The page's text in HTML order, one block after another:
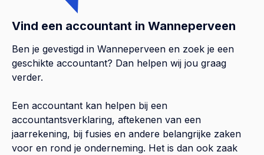
Vind een accountant in Wanneperveen
Ben je gevestigd in Wanneperveen en zoek je een
geschikte accountant? Dan helpen wij jou graag
verder.
Een accountant kan helpen bij een
accountantsverklaring, aftekenen van een
jaarrekening, bij fusies en andere belangrijke zaken
voor en rond je onderneming. Het is dan ook zaak